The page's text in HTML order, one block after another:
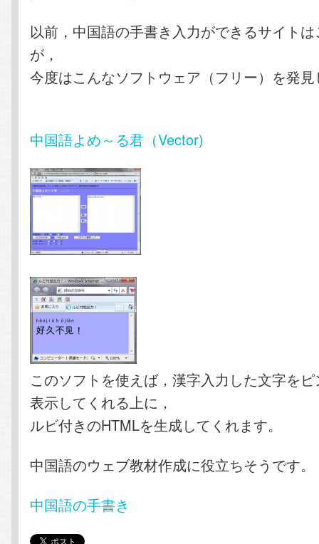
テ
ン
へ
移
ン
ツ
移
動
以前，中国語の手書き入力ができるサイト
が，
今度はこんなソフトウェア（フリー）を発
中国語よめ～る君（Vector)
このソフトを使えば，漢字入力した文字を
表示してくれる上に，
ルビ付きのHTMLを生成してくれます。
中国語のウェブ教材作成に役立ちそうです。
中国語の手書き